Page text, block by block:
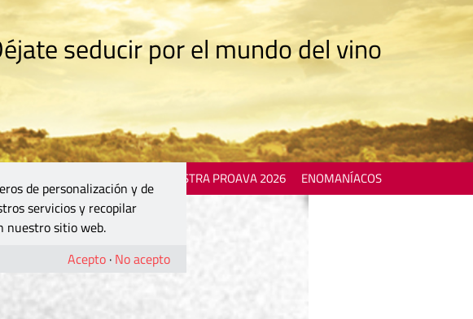
seducir por el mundo del vino
MOSTRA PROAVA 2026 ENOMANÍACOS
de personalización y de
servicios y recopilar
nuestro sitio web.
Acepto · No acepto